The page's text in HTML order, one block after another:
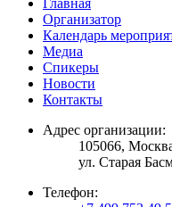
Главная
Организатор
Календарь
Медиа
Спикеры
Новости
Контакты
Адрес организации:
105066,
ул. Старая
Телефон: